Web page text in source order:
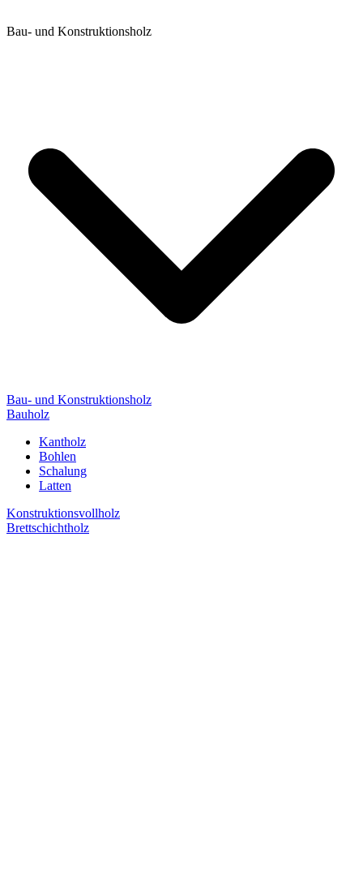
Bau- und Konstruktionsholz
Bau- und Konstruktionsholz
Bauholz
Kantholz
Bohlen
Schalung
Latten
Konstruktionsvollholz
Brettschichtholz